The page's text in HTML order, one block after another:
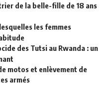
de la belle-fille de 18 ans
les femmes
des Tutsi au Rwanda : un
motos et enlèvement de
armés